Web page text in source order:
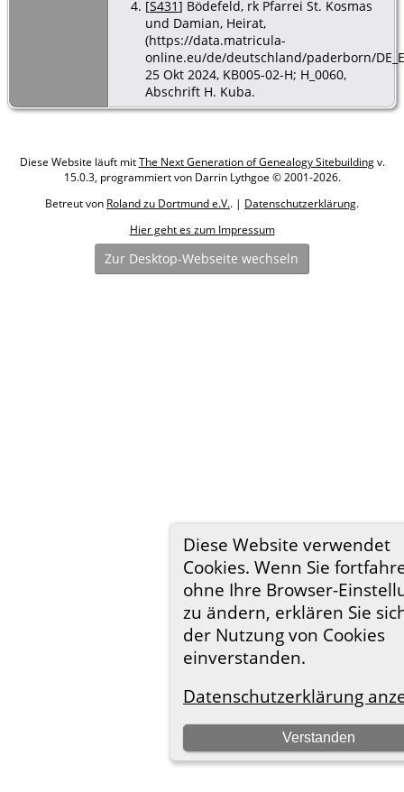
Diese Website verwendet
Cookies. Wenn Sie
ohne Ihre Browser-
zu ändern, erklären Sie
der Nutzung von Cookies
einverstanden.
Datenschutzerklärung
Verstanden
[S431] Bödefeld, rk Pfarrei St. Kosmas
und Damian, Heirat,
(https://data.matricula-
online.eu/de/deutschland/paderborn/
25 Okt 2024, KB005-02-H; H_0060,
Abschrift H. Kuba.
Diese Website läuft mitThe Next Generation of Genealogy Sitebuildingv.
15.0.3, programmiert von Darrin Lythgoe © 2001-2026.
Betreut von Roland zu Dortmund e.V.. | Datenschutzerklärung.
Hier geht es zum Impressum
Zur Desktop-Webseite wechseln